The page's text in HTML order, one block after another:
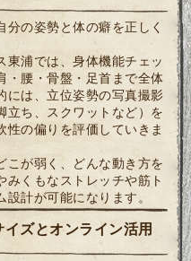
の姿勢と体の癖を正しく
東浦では、身体機能チェッ
・腰・骨盤・足首まで全体
には、立位姿勢の写真撮影
立ち、スクワットなど）を
の偏りを評価していきま
こが弱く、どんな動き方を
みくもなストレッチや筋ト
計が可能になります。
ズとオンライン活用